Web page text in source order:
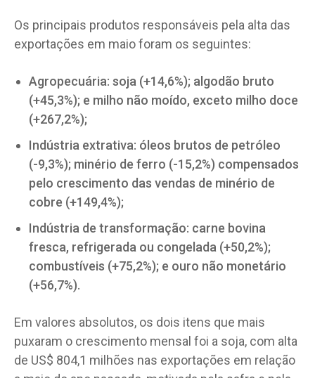
Os principais produtos responsáveis pela alta das
exportações em maio foram os seguintes:
Agropecuária: soja (+14,6%); algodão bruto
(+45,3%); e milho não moído, exceto milho doce
(+267,2%);
Indústria extrativa: óleos brutos de petróleo
(-9,3%); minério de ferro (-15,2%) compensados
pelo crescimento das vendas de minério de
cobre (+149,4%);
Indústria de transformação: carne bovina
fresca, refrigerada ou congelada (+50,2%);
combustíveis (+75,2%); e ouro não monetário
(+56,7%).
Em valores absolutos, os dois itens que mais
puxaram o crescimento mensal foi a soja, com alta
de US$ 804,1 milhões nas exportações em relação